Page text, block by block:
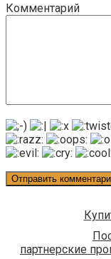
Комментарий
партнерские